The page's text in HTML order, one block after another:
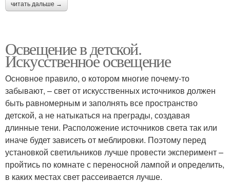
читать дальше →
Освещение в детской.
Искусственное освещение
Основное правило, о котором многие почему-то
забывают, – свет от искусственных источников должен
быть равномерным и заполнять все пространство
детской, а не натыкаться на преграды, создавая
длинные тени. Расположение источников света так или
иначе будет зависеть от меблировки. Поэтому перед
установкой светильников лучше провести эксперимент –
пройтись по комнате с переносной лампой и определить,
в каких местах свет рассеивается лучше.